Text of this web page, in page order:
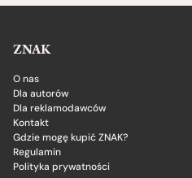
ZNAK
O nas
Dla autorów
Dla reklamodawców
Kontakt
Gdzie mogę kupić ZNAK?
Regulamin
Polityka prywatności